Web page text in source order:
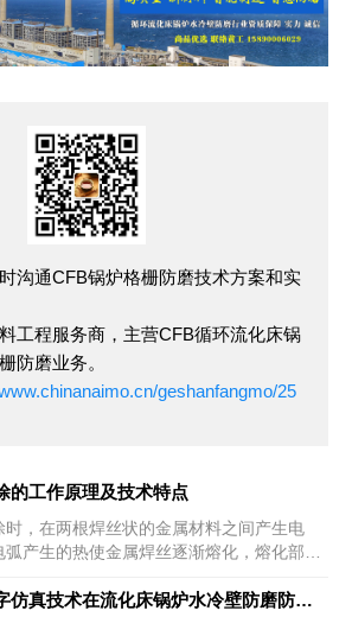
沟通CFB锅炉格栅防磨技术方案和实
工程服务商，主营CFB循环流化床锅
防磨业务。
geshanfangmo/25
的工作原理及技术特点
时，在两根焊丝状的金属材料之间产生电
弧产生的热使金属焊丝逐渐熔化，熔化部分
：电源系统、导线
三维数字仿真技术在流化床锅炉水冷壁防磨防爆中的开发和应用